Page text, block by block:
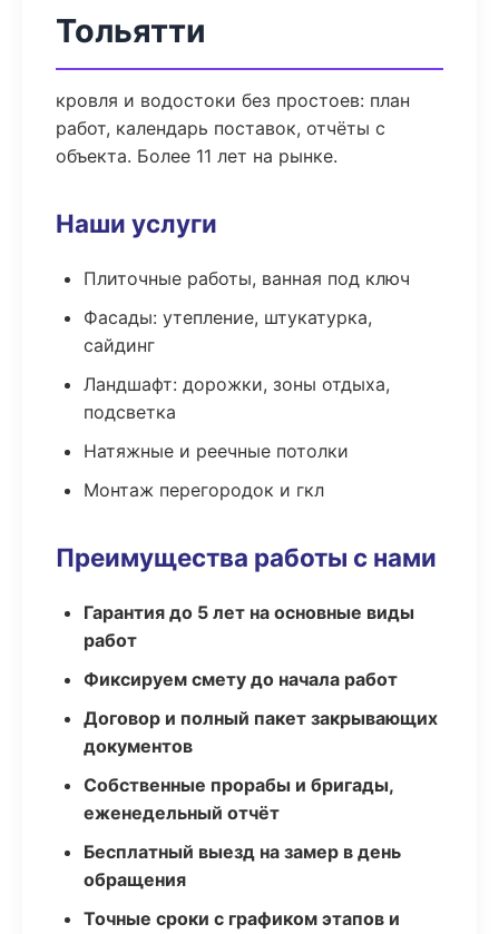
Тольятти
кровля и водостоки без простоев: план
работ, календарь поставок, отчёты с
объекта. Более 11 лет на рынке.
Наши услуги
Плиточные работы, ванная под ключ
Фасады: утепление, штукатурка,
сайдинг
Ландшафт: дорожки, зоны отдыха,
подсветка
Натяжные и реечные потолки
Монтаж перегородок и гкл
Преимущества работы с нами
Гарантия до 5 лет на основные виды
работ
Фиксируем смету до начала работ
Договор и полный пакет закрывающих
документов
Собственные прорабы и бригады,
еженедельный отчёт
Бесплатный выезд на замер в день
обращения
Точные сроки с графиком этапов и